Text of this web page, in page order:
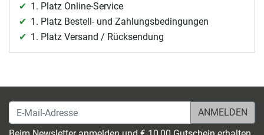
1. Platz Online-Service
1. Platz Bestell- und Zahlungsbedingungen
1. Platz Versand / Rücksendung
E-Mail-Adresse